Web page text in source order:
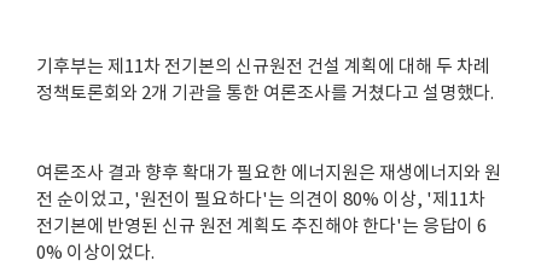
기후부는 제11차 전기본의 신규원전 건설 계획에 대해 두 차례
정책토론회와 2개 기관을 통한 여론조사를 거쳤다고 설명했다.
여론조사 결과 향후 확대가 필요한 에너지원은 재생에너지와 원
전 순이었고, '원전이 필요하다'는 의견이 80% 이상, '제11차
전기본에 반영된 신규 원전 계획도 추진해야 한다'는 응답이 6
0% 이상이었다.